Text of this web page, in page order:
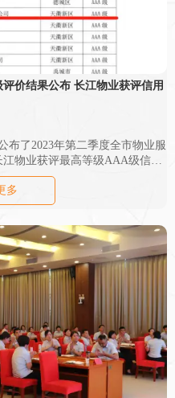
价结果公布 长江物业获评信用
布了2023年第二季度全市物业服
物业获评最高等级AAA级信用
多